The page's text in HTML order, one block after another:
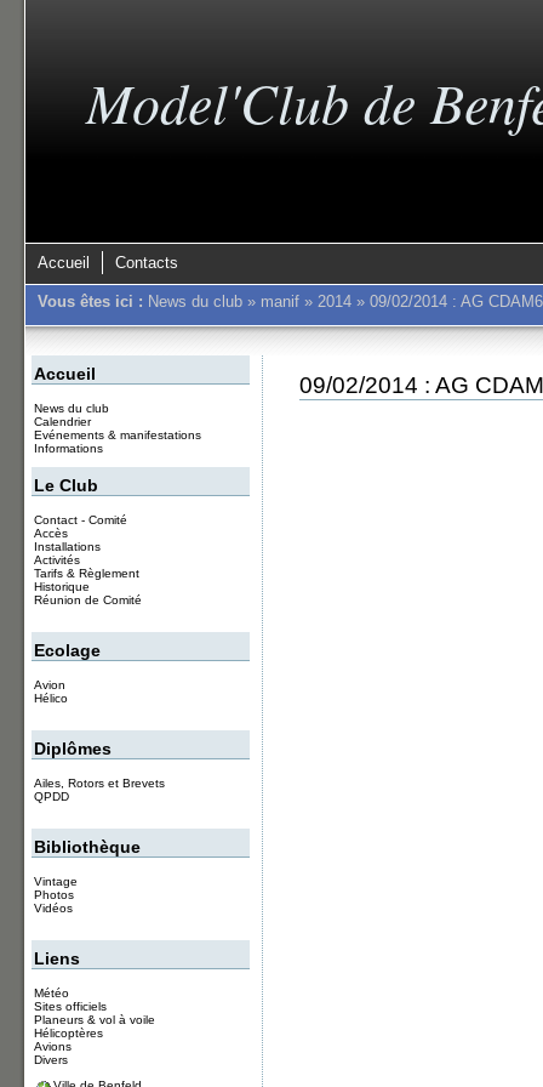
Model'Club de
Accueil Contacts
Vous êtes ici : News du club» manif» 2014» 09/02/2014 : AG
09/02/2014 : AG
Accueil
News du club
Calendrier
Evénements & manifestations
Informations
Le Club
Contact - Comité
Accès
Installations
Activités
Tarifs & Règlement
Historique
Réunion de Comité
Ecolage
Avion
Hélico
Diplômes
Ailes, Rotors et Brevets
QPDD
Bibliothèque
Vintage
Photos
Vidéos
Liens
Météo
Sites officiels
Planeurs & vol à voile
Hélicoptères
Avions
Divers